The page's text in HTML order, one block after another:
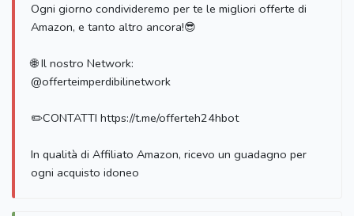
Ogni giorno condivideremo per te le migliori offerte di
Amazon, e tanto altro ancora!😎
🌐 Il nostro Network:
@offerteimperdibilinetwork
✏️CONTATTI https://t.me/offerteh24hbot
In qualità di Affiliato Amazon, ricevo un guadagno per
ogni acquisto idoneo